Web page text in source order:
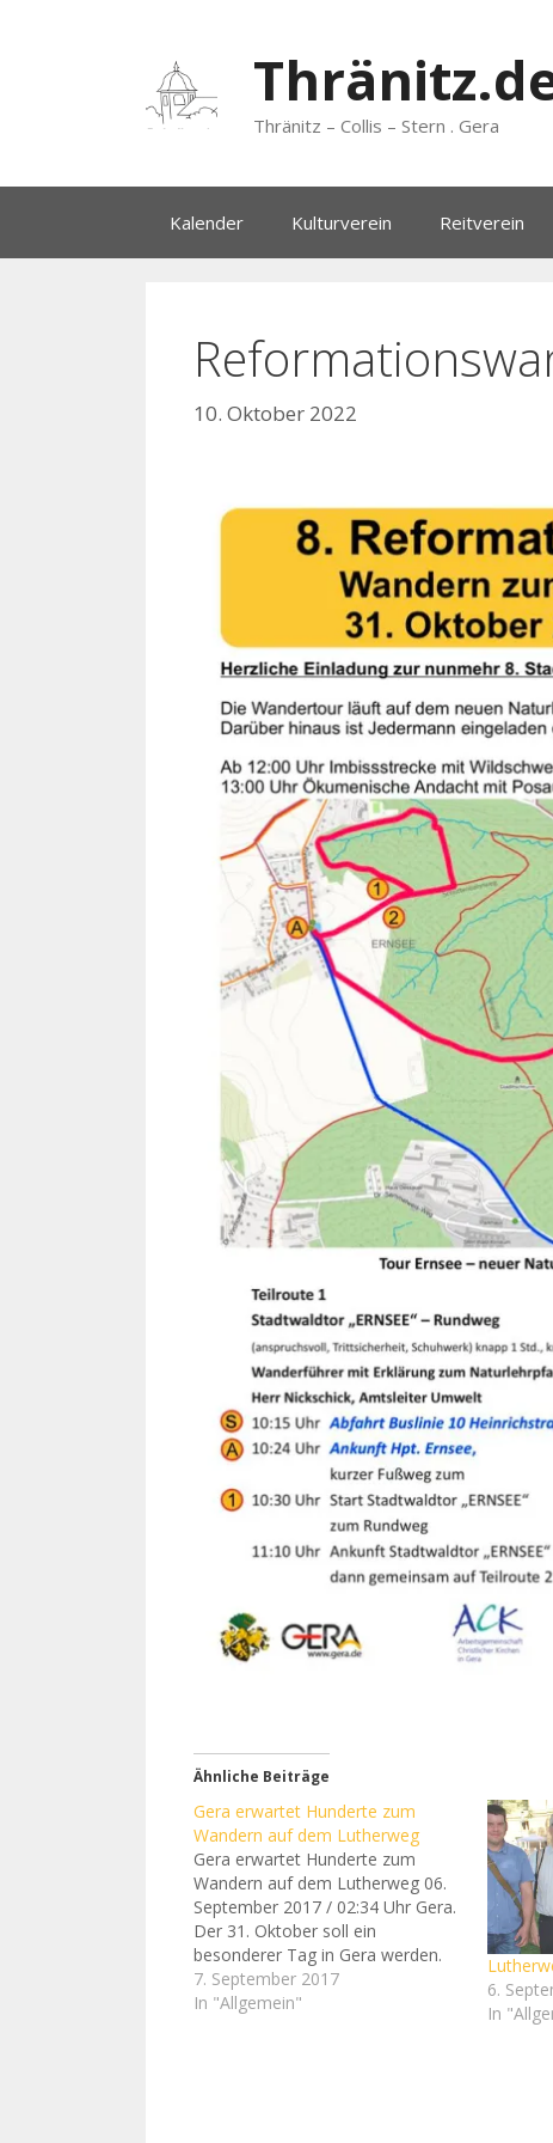
Thränitz – Collis – Stern . Gera
Kalender Kulturverein Reitverein
10. Oktober 2022
Ähnliche Beiträge
Gera erwartet Hunderte zum
Wandern auf dem Lutherweg
Gera erwartet Hunderte zum
Wandern auf dem Lutherweg 06.
September 2017 / 02:34 Uhr Gera.
Der 31. Oktober soll ein
besonderer Tag in Gera werden.
Gelingen soll das mit einer
Veranstaltung „Lutherwegwandern
7. September 2017
In "Allgemein"
6.
In